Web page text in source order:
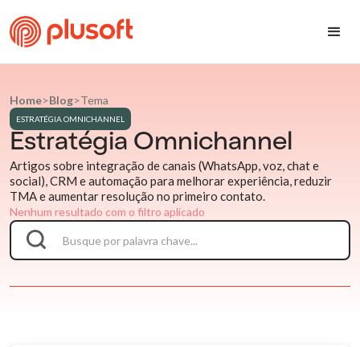
Home>Blog>Tema
ESTRATÉGIA OMNICHANNEL
Estratégia Omnichannel
Artigos sobre integração de canais (WhatsApp, voz, chat e
social), CRM e automação para melhorar experiência, reduzir
TMA e aumentar resolução no primeiro contato.
Nenhum resultado com o filtro aplicado